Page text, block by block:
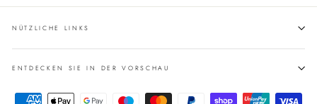
NÜTZLICHE LINKS
ENTDECKEN SIE IN DER VORSCHAU